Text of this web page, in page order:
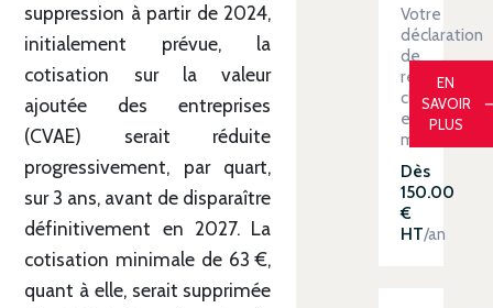
suppression à partir de 2024,
initialement prévue, la
cotisation sur la valeur
ajoutée des entreprises
(CVAE) serait réduite
progressivement, par quart,
sur 3 ans, avant de disparaître
définitivement en 2027. La
cotisation minimale de 63 €,
quant à elle, serait supprimée
Votre
déclaration
de
revenus
clé
en
main
Dès
150.00
€
HT/an
EN
SAVOIR
PLUS